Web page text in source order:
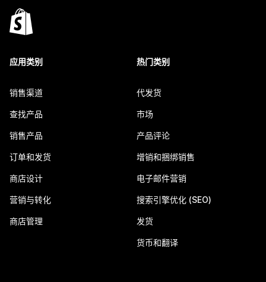
应用类别
销售渠道
查找产品
销售产品
订单和发货
商店设计
营销与转化
商店管理
热门类别
代发货
市场
产品评论
增销和捆绑销售
电子邮件营销
搜索引擎优化 (SEO)
发货
货币和翻译